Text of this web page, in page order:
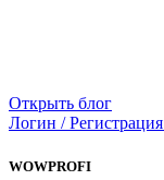
Открыть блог
Логин / Регистрация
WOWPROFI